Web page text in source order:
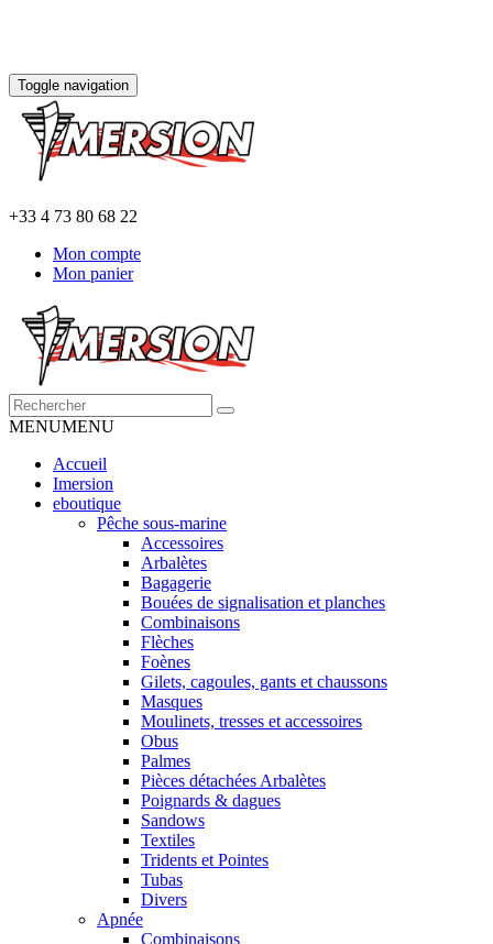
Toggle navigation
+33 4 73 80 68 22
Mon compte
Mon panier
MENUMENU
Accueil
Imersion
eboutique
Pêche sous-marine
Accessoires
Arbalètes
Bagagerie
Bouées de signalisation et planches
Combinaisons
Flèches
Foènes
Gilets, cagoules, gants et chaussons
Masques
Moulinets, tresses et accessoires
Obus
Palmes
Pièces détachées Arbalètes
Poignards & dagues
Sandows
Textiles
Tridents et Pointes
Tubas
Divers
Apnée
Combinaisons